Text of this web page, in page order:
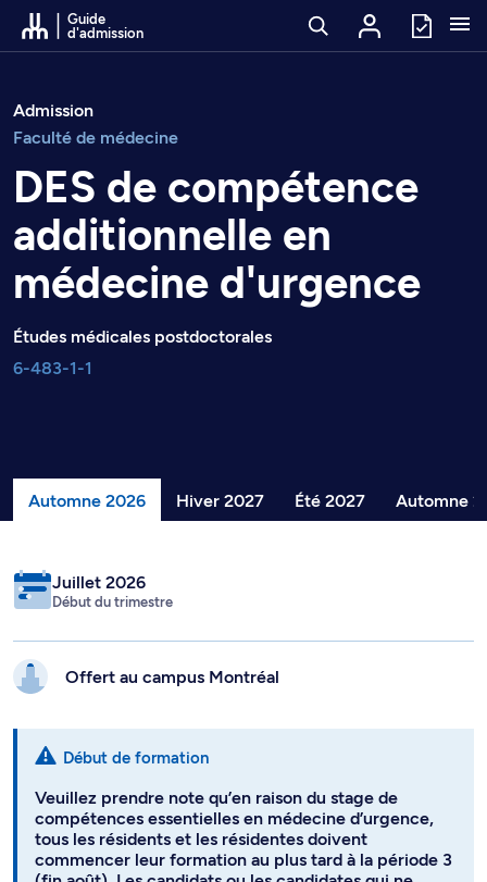
Passer au contenu
Guide
d'admission
Admission
Faculté de médecine
DES de compétence
additionnelle en
médecine d'urgence
Études médicales postdoctorales
6-483-1-1
Automne 2026 Hiver 2027 Été 2027 Automne
Juillet 2026
Début du trimestre
Offert au campus Montréal
Début de formation
Veuillez prendre note qu’en raison du stage de
compétences essentielles en médecine d’urgence,
tous les résidents et les résidentes doivent
commencer leur formation au plus tard à la période 3